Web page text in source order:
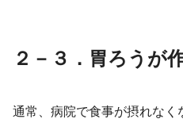
２－３．胃ろうが
通常、病院で食事が摂れなく